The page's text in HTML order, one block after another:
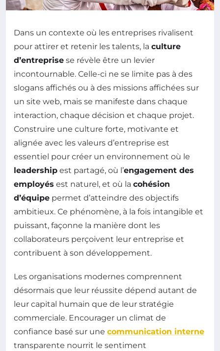
Dans un contexte où les entreprises rivalisent
pour attirer et retenir les talents, la culture
d’entreprise se révèle être un levier
incontournable. Celle-ci ne se limite pas à des
slogans affichés ou à des missions affichées sur
un site web, mais se manifeste dans chaque
interaction, chaque décision et chaque projet.
Construire une culture forte, motivante et
alignée avec les valeurs d’entreprise est
essentiel pour créer un environnement où le
leadership est partagé, où l’engagement des
employés est naturel, et où la cohésion
d’équipe permet d’atteindre des objectifs
ambitieux. Ce phénomène, à la fois intangible et
puissant, façonne la manière dont les
collaborateurs perçoivent leur entreprise et
contribuent à son développement.
Les organisations modernes comprennent
désormais que leur réussite dépend autant de
leur capital humain que de leur stratégie
commerciale. Encourager un climat de
confiance basé sur une communication interne
transparente nourrit le sentiment